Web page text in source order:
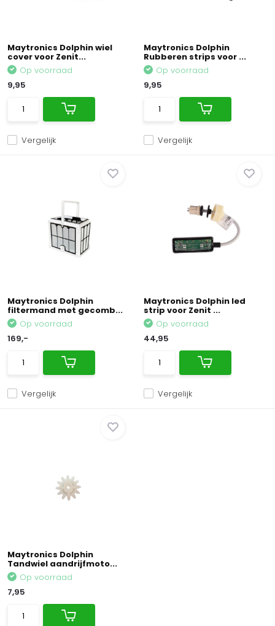
Maytronics Dolphin wiel
cover voor Zenit...
Vergelijk
Op voorraad
9,95
Maytronics Dolphin
Rubberen strips voor ...
Vergelijk
Op voorraad
9,95
Maytronics Dolphin
filtermand met gecomb...
Vergelijk
Op voorraad
169,-
Maytronics Dolphin led
strip voor Zenit ...
Vergelijk
Op voorraad
44,95
Maytronics Dolphin
Tandwiel aandrijfmoto...
Op voorraad
7,95